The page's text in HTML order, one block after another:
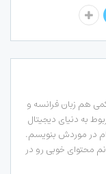
هم زبان فرانسه و
به دنیای دیجیتال
در موردش بنویسم.
محتوای خوبی رو در